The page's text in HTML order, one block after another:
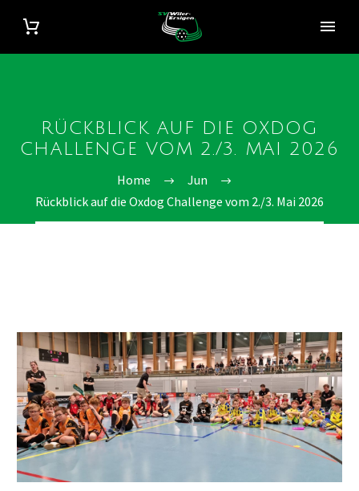
RÜCKBLICK AUF DIE OXDOG
CHALLENGE VOM 2./3. MAI 2026
Home
Jun
Rückblick auf die Oxdog Challenge vom 2./3. Mai 2026